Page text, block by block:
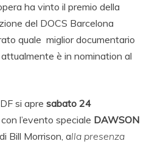
ha vinto il premio della
del DOCS Barcelona
quale miglior documentario
è in nomination al
si apre sabato 24
l’evento speciale DAWSON
di Bill Morrison, alla presenza